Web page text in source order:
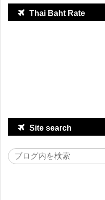
Thai Baht Rate
Site search